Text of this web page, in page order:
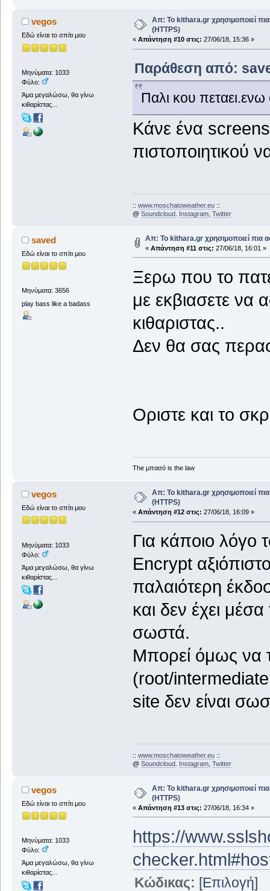
vegos
Εδώ είναι το σπίτι μου
Μηνύματα: 1033
Φύλο:
Άμα μεγαλώσω, θα γίνω
κιθαρίστας...
Απ: Το kithara.gr χρησιμοποιεί
(HTTPS)
« Απάντηση #10 στις: 27/06/18, 15:36 »
Παράθεση από:
Παλι κου
Κάνε ένα
πιστοποιητικού
:: www.moschatoweather.eu::
@ Soundcloud. Instagram, Twitter
saved
Εδώ είναι το σπίτι μου
Μηνύματα: 3656
play bass like a badass
Απ: Το kithara.gr χρησιμοποιεί πια
« Απάντηση #11 στις: 27/06/18, 16:01 »
Ξερω που το
με εκβιασετε να
κιθαριστας..
Δεν θα σας
Οριστε και το
The μπασό is the law
vegos
Εδώ είναι το σπίτι μου
Μηνύματα: 1033
Φύλο:
Άμα μεγαλώσω, θα γίνω
κιθαρίστας...
Απ: Το kithara.gr χρησιμοποιεί
(HTTPS)
« Απάντηση #12 στις: 27/06/18, 16:09 »
Για κάποιο λόγο
Encrypt
παλαιότερη
και δεν έχει
σωστά.
Μπορεί όμως να
(root/intermediate
site δεν είναι
:: www.moschatoweather.eu::
@ Soundcloud. Instagram, Twitter
vegos
Εδώ είναι το σπίτι μου
Μηνύματα: 1033
Φύλο:
Άμα μεγαλώσω, θα γίνω
κιθαρίστας...
Απ: Το kithara.gr χρησιμοποιεί
(HTTPS)
« Απάντηση #13 στις: 27/06/18, 16:34 »
https://
Κώδικας: [Επιλογή]